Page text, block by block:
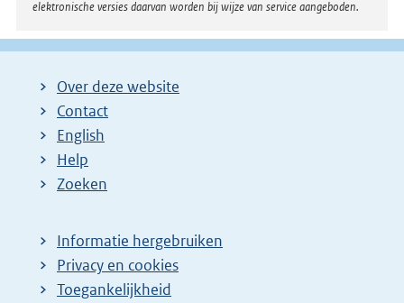
elektronische versies daarvan worden bij wijze van service aangeboden.
Over deze website
Contact
English
Help
Zoeken
Informatie hergebruiken
Privacy en cookies
Toegankelijkheid